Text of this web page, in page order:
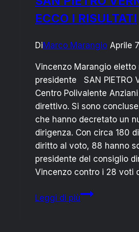
ECCO I RISULTATI
DiMarco Marangio Aprile
Vincenzo Marangio eletto
presidente SAN PIETRO
Centro Polivalente
direttivo. Si sono
che hanno decretato un
dirigenza. Con circa 180
diritto al voto, 88 hanno
presidente del consiglio
Vincenzo contro i 28 voti
Leggi di piùELEZIONI